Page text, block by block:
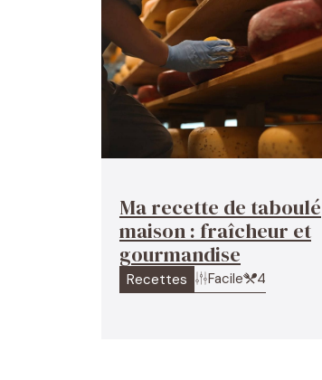
Ma recette de taboulé
maison : fraîcheur et
gourmandise
Recettes Facile 4